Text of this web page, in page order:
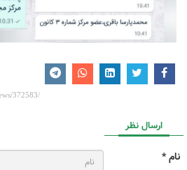
ارسال نظر
نام *